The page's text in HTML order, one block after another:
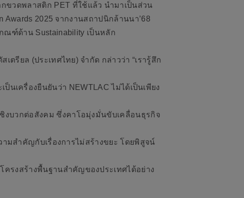
ขวดพลาสติก PET ที่ใช้แล้ว นำมาเป็นส่วน
2025 จากงานสถาปนิกล้านนา’68
ณฑ์ด้าน Sustainability เป็นหลัก
รียล (ประเทศไทย) จำกัด กล่าวว่า “เรารู้สึก
ป็นเครื่องยืนยันว่า NEWTLAC ไม่ได้เป็นเพียง
งบวกต่อสังคม ซึ่งคาโอมุ่งมั่นขับเคลื่อนธุรกิจ
มสำคัญกับเรื่องการไม่สร้างขยะ โดยพิสูจน์
รงสร้างพื้นฐานสำคัญของประเทศได้อย่าง